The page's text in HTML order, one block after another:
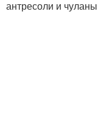
антресоли и